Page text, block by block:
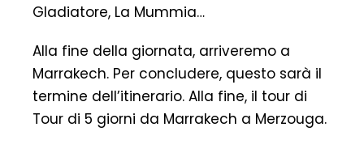
Gladiatore, La Mummia…
Alla fine della giornata, arriveremo a
Marrakech. Per concludere, questo sarà il
termine dell’itinerario. Alla fine, il tour di
Tour di 5 giorni da Marrakech a Merzouga.